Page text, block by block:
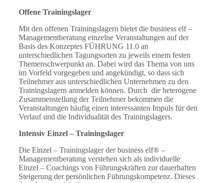
Offene Trainingslager
Mit den offenen Trainingslagern bietet die business elf –
Managementberatung einzelne Veranstaltungen auf der
Basis des Konzeptes FÜHRUNG 11.0 an
unterschiedlichen Tagungsorten zu jeweils einem festen
Themenschwerpunkt an. Dabei wird das Thema von uns
im Vorfeld vorgegeben und angekündigt, so dass sich
Teilnehmer aus unterschiedlichen Unternehmen zu den
Trainingslagern anmelden können. Durch die heterogene
Zusammenstellung der Teilnehmer bekommen die
Veranstaltungen häufig einen interessanten Impuls für den
Verlauf und die Individualität des Trainingslagers.
Intensiv Einzel – Trainingslager
Die Einzel – Trainingslager der business elf® –
Managementberatung verstehen sich als individuelle
Einzel – Coachings von Führungskräften zur dauerhaften
Steigerung der persönlichen Führungskompetenz. Dieses